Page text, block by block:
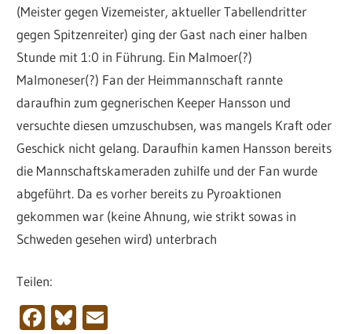
(Meister gegen Vizemeister, aktueller Tabellendritter
gegen Spitzenreiter) ging der Gast nach einer halben
Stunde mit 1:0 in Führung. Ein Malmoer(?)
Malmoneser(?) Fan der Heimmannschaft rannte
daraufhin zum gegnerischen Keeper Hansson und
versuchte diesen umzuschubsen, was mangels Kraft oder
Geschick nicht gelang. Daraufhin kamen Hansson bereits
die Mannschaftskameraden zuhilfe und der Fan wurde
abgeführt. Da es vorher bereits zu Pyroaktionen
gekommen war (keine Ahnung, wie strikt sowas in
Schweden gesehen wird) unterbrach
Teilen:
Facebook
Bluesky